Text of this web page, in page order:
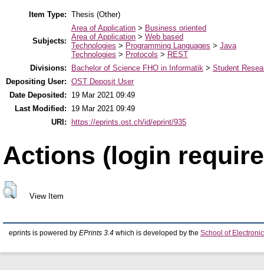
Item Type: Thesis (Other)
Subjects:
Area of Application > Business oriented
Area of Application > Web based
Technologies > Programming Languages > Java
Technologies > Protocols > REST
Divisions:
Bachelor of Science FHO in Informatik > Student
Depositing User: OST Deposit User
Date Deposited:
19 Mar 2021 09:49
Last Modified:
19 Mar 2021 09:49
URI:
https://eprints.ost.ch/id/eprint/935
Actions (login
View Item
eprints is powered by EPrints 3.4 which is developed by the School of